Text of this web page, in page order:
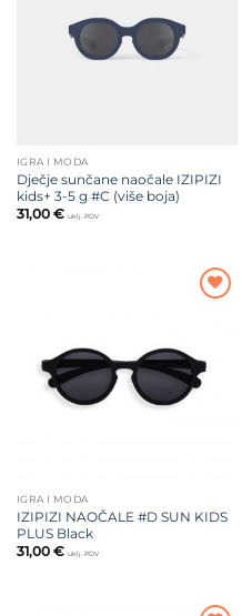
IGRA I MODA
Dječje sunčane naočale IZIPIZI
kids+ 3-5 g #C (više boja)
31,00 € uklj. PDV
IGRA I MODA
IZIPIZI NAOČALE #D SUN KIDS
PLUS Black
31,00 € uklj. PDV